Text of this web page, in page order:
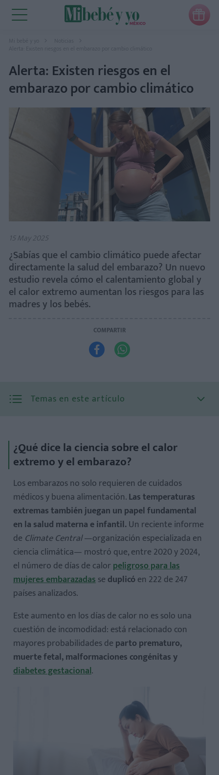

Mi bebé y yo
Noticias
Alerta: Existen riesgos en el embarazo por cambio climático
Alerta: Existen riesgos en el
embarazo por cambio climático
15 May 2025
¿Sabías que el cambio climático puede afectar
directamente la salud del embarazo? Un nuevo
estudio revela cómo el calentamiento global y
el calor extremo aumentan los riesgos para las
madres y los bebés.
COMPARTIR
 
Temas en este artículo
A nivel personal:
A nivel comunitario:
A nivel institucional:
¿Qué efectos puede tener el calor extremo en el feto?
¿En qué trimestre del embarazo es más riesgoso el calor?
¿Cómo saber si el calor está afectando mi embarazo?
¿Qué dice la ciencia sobre el calor
extremo y el embarazo?
Los embarazos no solo requieren de cuidados
médicos y buena alimentación.Las temperaturas
extremas también juegan un papel fundamental
en la salud materna e infantil.Un reciente informe
de Climate Central—organización especializada en
ciencia climática— mostró que, entre 2020 y 2024,
el número de días de calor peligroso para las
mujeres embarazadasse duplicóen 222 de 247
países analizados.
Este aumento en los días de calor no es solo una
cuestión de incomodidad: está relacionado con
mayores probabilidades de parto prematuro,
muerte fetal, malformaciones congénitas y
diabetes gestacional.